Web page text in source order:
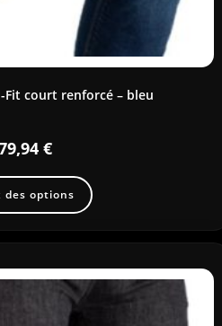
Fit court renforcé – bleu
€
des options